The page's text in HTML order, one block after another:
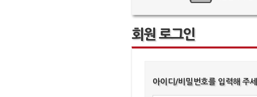
회원 로그인
아이디/비밀번호를 입력해 주세